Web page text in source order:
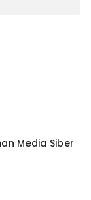
Media Siber